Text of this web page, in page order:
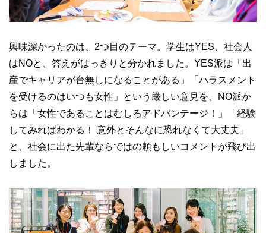
興味深かったのは、2つ目のテーマ。学生はYES、社会人
はNOと、答えがはっきりと分かれました。YES派は「出
産でキャリアが台無しになることがある」「ハラスメント
を受けるのはいつも女性」という厳しい意見を、NO派か
らは「女性であることはむしろアドバンテージ！」「経験
してみればわかる！ 意外とそんなに恐れなくて大丈夫」
と、社会に出た先輩ならではの頼もしいコメントが飛び出
しました。